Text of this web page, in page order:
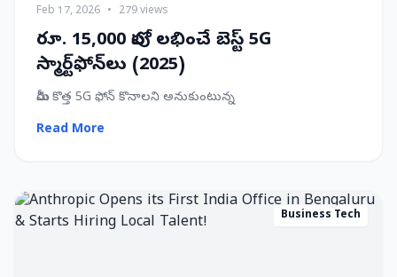
Feb 17, 2026 • 279 views
రూ. 15,000 లోపు లభించే బెస్ట్ 5G
స్మార్ట్‌ఫోన్‌లు (2025)
మీరు కొత్త 5G ఫోన్ కొనాలని అనుకుంటున్న
Read More
Business Tech